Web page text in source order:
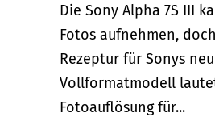
Die Sony Alpha 7S III
Fotos aufnehmen,
Rezeptur für Sonys
Vollformatmodell
Fotoauflösung für...